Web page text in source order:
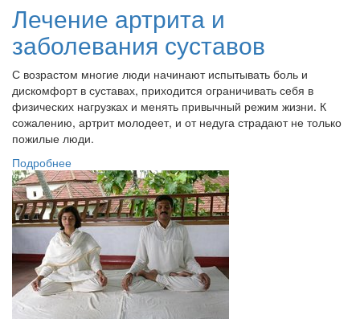
Лечение артрита и
заболевания суставов
С возрастом многие люди начинают испытывать боль и
дискомфорт в суставах, приходится ограничивать себя в
физических нагрузках и менять привычный режим жизни. К
сожалению, артрит молодеет, и от недуга страдают не только
пожилые люди.
Подробнее